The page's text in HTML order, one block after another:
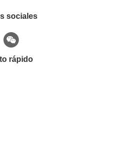
sociales
rápido